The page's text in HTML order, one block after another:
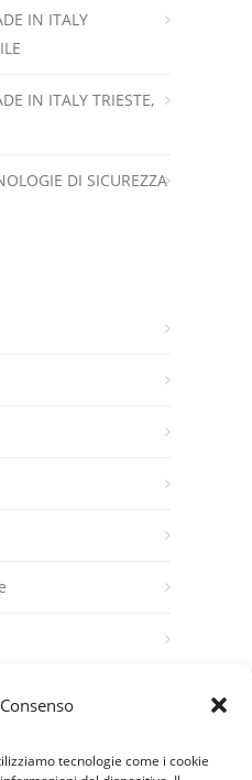
tecnologie come i cookie
IN ITALY
IN ITALY TRIESTE,
DI SICUREZZA